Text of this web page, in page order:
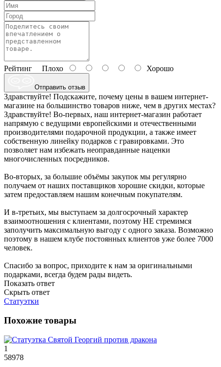
Рейтинг Плохо Хорошо
Отправить отзыв
Здравствуйте! Подскажите, почему цены в вашем интернет-
магазине на большинство товаров ниже, чем в других местах?
Здравствуйте! Во-первых, наш интернет-магазин работает
напрямую с ведущими европейскими и отечественными
производителями подарочной продукции, а также имеет
собственную линейку подарков с гравировками. Это
позволяет нам избежать неоправданные наценки
многочисленных посредников.
Во-вторых, за большие объёмы закупок мы регулярно
получаем от наших поставщиков хорошие скидки, которые
затем предоставляем нашим конечным покупателям.
И в-третьих, мы выступаем за долгосрочный характер
взаимоотношения с клиентами, поэтому НЕ стремимся
заполучить максимальную выгоду с одного заказа. Возможно
поэтому в нашем клубе постоянных клиентов уже более 7000
человек.
Спасибо за вопрос, приходите к нам за оригинальными
подарками, всегда будем рады видеть.
Показать ответ
Скрыть ответ
Статуэтки
Похожие товары
1
58978